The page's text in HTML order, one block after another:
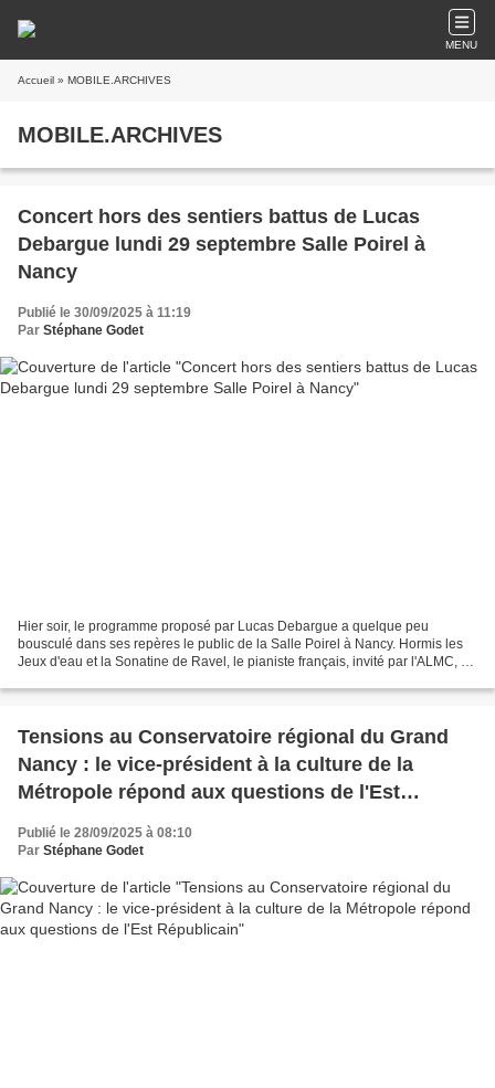
MENU
Accueil » MOBILE.ARCHIVES
MOBILE.ARCHIVES
Concert hors des sentiers battus de Lucas
Debargue lundi 29 septembre Salle Poirel à
Nancy
Publié le 30/09/2025 à 11:19
Par Stéphane Godet
Hier soir, le programme proposé par Lucas Debargue a quelque peu
bousculé dans ses repères le public de la Salle Poirel à Nancy. Hormis les
Jeux d'eau et la Sonatine de Ravel, le pianiste français, invité par l'ALMC, a
Tensions au Conservatoire régional du Grand
Nancy : le vice-président à la culture de la
Métropole répond aux questions de l'Est
Publié le 28/09/2025 à 08:10
Par Stéphane Godet